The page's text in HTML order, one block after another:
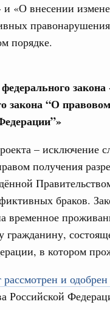
и «О внесении
порядке.
закона “О
– исключение
получения
браков.
временное
гражданину,
в котором
рассмотрен и
Российской
понедельник
№10)
четверг
№9)
четверг
№8)
бюджетные ассигнования.
№7)